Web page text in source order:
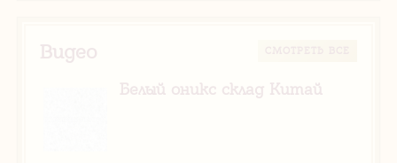
Видео
Белый оникс склад Китай